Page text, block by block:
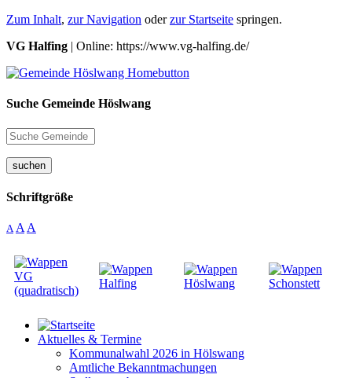
Zum Inhalt, zur Navigation oderzur Startseite springen.
VG Halfing | Online: https://www.vg-halfing.de/
Suche Gemeinde Höslwang
suchen
Schriftgröße
A A A
Aktuelles & Termine
Kommunalwahl 2026 in Hölswang
Amtliche Bekanntmachungen